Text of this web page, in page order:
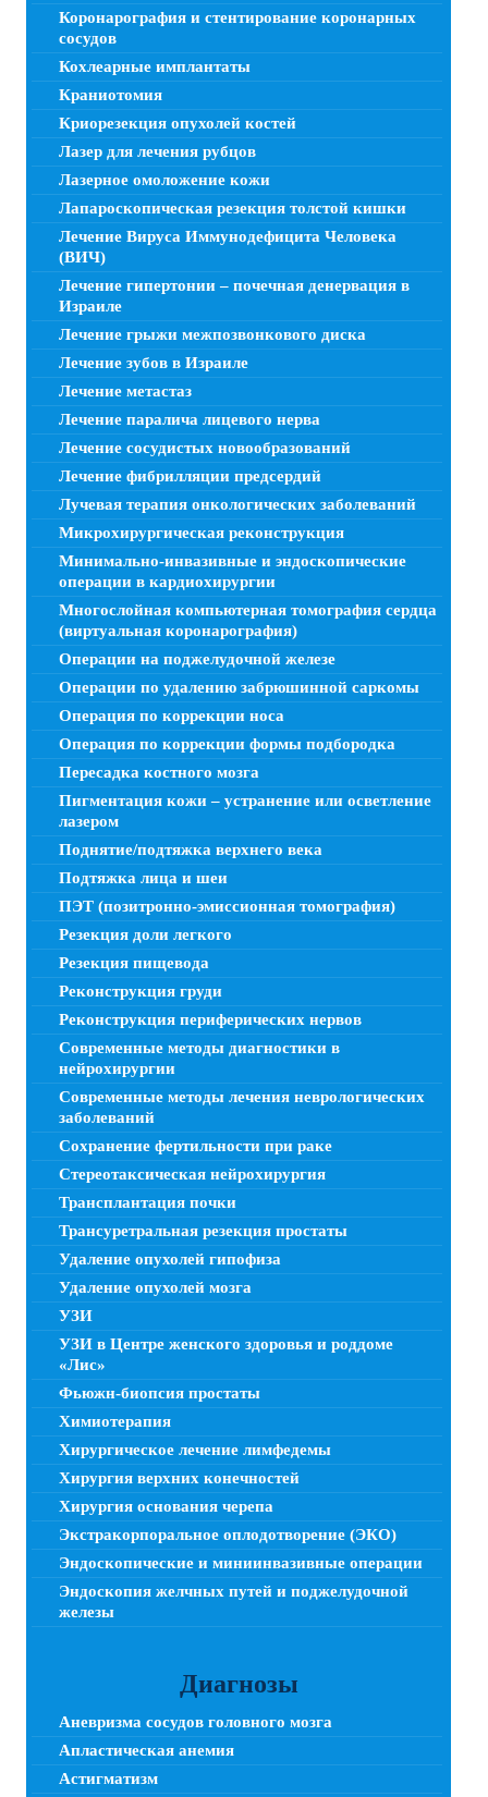
Коронарография и стентирование коронарных
сосудов
Кохлеарные имплантаты
Краниотомия
Криорезекция опухолей костей
Лазер для лечения рубцов
Лазерное омоложение кожи
Лапароскопическая резекция толстой кишки
Лечение Вируса Иммунодефицита Человека
(ВИЧ)
Лечение гипертонии – почечная денервация в
Израиле
Лечение грыжи межпозвонкового диска
Лечение зубов в Израиле
Лечение метастаз
Лечение паралича лицевого нерва
Лечение сосудистых новообразований
Лечение фибрилляции предсердий
Лучевая терапия онкологических заболеваний
Микрохирургическая реконструкция
Минимально-инвазивные и эндоскопические
операции в кардиохирургии
Многослойная компьютерная томография сердца
(виртуальная коронарография)
Операции на поджелудочной железе
Операции по удалению забрюшинной саркомы
Операция по коррекции носа
Операция по коррекции формы подбородка
Пересадка костного мозга
Пигментация кожи – устранение или осветление
лазером
Поднятие/подтяжка верхнего века
Подтяжка лица и шеи
ПЭТ (позитронно-эмиссионная томография)
Резекция доли легкого
Резекция пищевода
Реконструкция груди
Реконструкция периферических нервов
Современные методы диагностики в
нейрохирургии
Современные методы лечения неврологических
заболеваний
Сохранение фертильности при раке
Стереотаксическая нейрохирургия
Трансплантация почки
Трансуретральная резекция простаты
Удаление опухолей гипофиза
Удаление опухолей мозга
УЗИ
УЗИ в Центре женского здоровья и роддоме
«Лис»
Фьюжн-биопсия простаты
Химиотерапия
Хирургическое лечение лимфедемы
Хирургия верхних конечностей
Хирургия основания черепа
Экстракорпоральное оплодотворение (ЭКО)
Эндоскопические и миниинвазивные операции
Эндоскопия желчных путей и поджелудочной
железы
Диагнозы
Аневризма сосудов головного мозга
Апластическая анемия
Астигматизм